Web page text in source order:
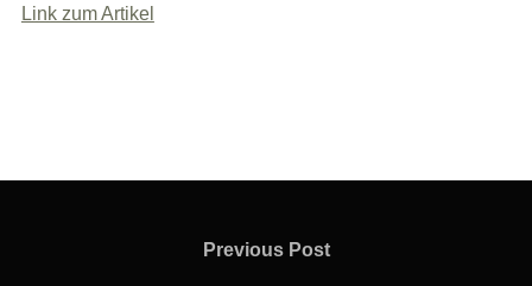
Link zum Artikel
Previous
Previous Post